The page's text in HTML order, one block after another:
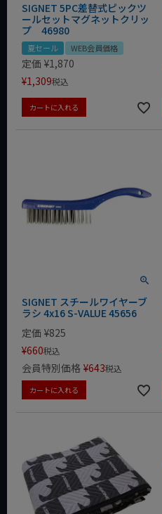
SIGNET 5PC差替式ピックツ
ールセットマグネットクリッ
プ 46980
夏セール WEB会員価格
定価 ¥1,870
¥1,309税込
カートに入れる
SIGNET スチールワイヤーブ
ラシ 4x16 S-VALUE 45656
定価 ¥825
¥660税込
会員特別価格 ¥643税込
カートに入れる